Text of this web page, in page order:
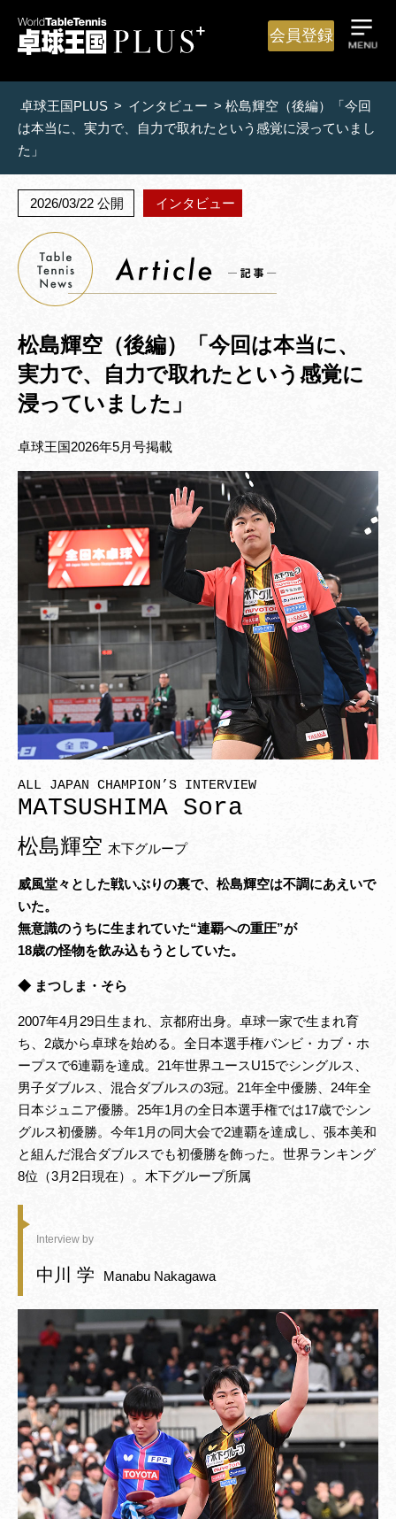
会員登録
卓球王国PLUS > インタビュー > 松島輝空（後編）「今回
は本当に、実力で、自力で取れたという感覚に浸っていまし
た」
2026/03/22 公開 インタビュー
松島輝空（後編）「今回は本当に、
実力で、自力で取れたという感覚に
浸っていました」
卓球王国2026年5月号掲載
ALL JAPAN CHAMPION’S INTERVIEW
MATSUSHIMA Sora
松島輝空 木下グループ
威風堂々とした戦いぶりの裏で、松島輝空は不調にあえいで
いた。
無意識のうちに生まれていた“連覇への重圧”が
18歳の怪物を飲み込もうとしていた。
◆ まつしま・そら
2007年4月29日生まれ、京都府出身。卓球一家で生まれ育
ち、2歳から卓球を始める。全日本選手権バンビ・カブ・ホ
ープスで6連覇を達成。21年世界ユースU15でシングルス、
男子ダブルス、混合ダブルスの3冠。21年全中優勝、24年全
日本ジュニア優勝。25年1月の全日本選手権では17歳でシン
グルス初優勝。今年1月の同大会で2連覇を達成し、張本美和
と組んだ混合ダブルスでも初優勝を飾った。世界ランキング
8位（3月2日現在）。木下グループ所属
Interview by
中川 学 Manabu Nakagawa